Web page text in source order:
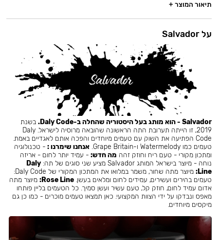
תיאור המוצר +
על Salvador
Salvador - הוא מותג בעל היסטוריה שהחלה ב-Daly Code.
בשנת
2019, זו הייתה תערובת התה הראשונה שהובאה מרוסיה לישראל. Daly
Code הפתיעה את השוק עם טעמים מיוחדים והפכה אותם לאגדיים באמת.
טעמים כמו Watermelody ו-Grape Britain.
אנחנו שימרנו : - טכנולוגיה
ומתכון מקורי - טעם ריח וחוזק זהה מה חדש: - עמיד יותר לחום - אריזה
נוחה - מיוצר בישראל המותג Salvador מציע שני סוגים של תה:
Daly
Line:
מיוצר מתה שחור, משמר במלואו את המתכון המקורי של Daly Code:
טעמים בהירים ועשירים, עמידים לחום ומלאים בעשן.Rose Line: מיוצר מתה
אדום עמיד לחום, חוזק קל, טעם עשיר ועשן סמיך. כל הטעמים בליין פותחו
מאפס ונבדקו על ידי הצוות המקצועי. כאן תמצאו טעמים מוכרים - כמו כן גם
מיקסים מיוחדים.